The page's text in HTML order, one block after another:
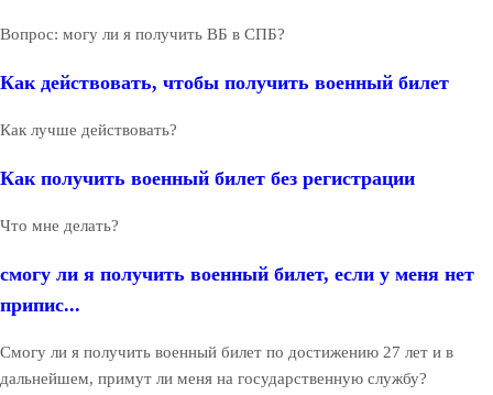
Вопрос: могу ли я получить ВБ в СПБ?
Как действовать, чтобы получить военный билет
Как лучше действовать?
Как получить военный билет без регистрации
Что мне делать?
смогу ли я получить военный билет, если у меня нет
припис...
Смогу ли я получить военный билет по достижению 27 лет и в
дальнейшем, примут ли меня на государственную службу?